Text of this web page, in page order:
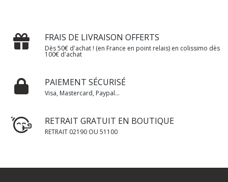
FRAIS DE LIVRAISON OFFERTS
Dès 50€ d'achat ! (en France en point relais) en colissimo dès
100€ d'achat
PAIEMENT SÉCURISÉ
Visa, Mastercard, Paypal...
RETRAIT GRATUIT EN BOUTIQUE
RETRAIT 02190 OU 51100